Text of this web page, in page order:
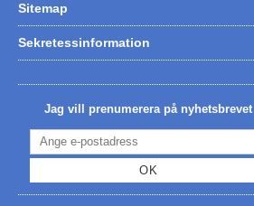
Sitemap
Sekretessinformation
Jag vill prenumerera på nyhetsbrevet
OK